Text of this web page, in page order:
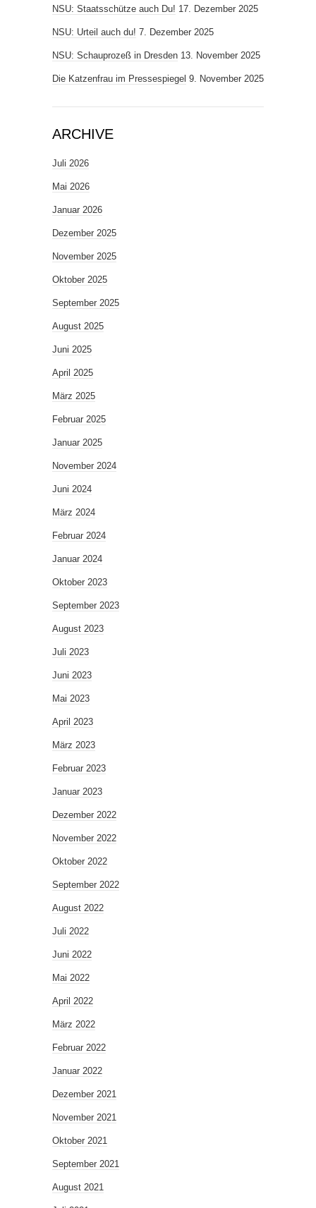
NSU: Staatsschütze auch Du! 17. Dezember 2025
NSU: Urteil auch du! 7. Dezember 2025
NSU: Schauprozeß in Dresden 13. November 2025
Die Katzenfrau im Pressespiegel 9. November 2025
ARCHIVE
Juli 2026
Mai 2026
Januar 2026
Dezember 2025
November 2025
Oktober 2025
September 2025
August 2025
Juni 2025
April 2025
März 2025
Februar 2025
Januar 2025
November 2024
Juni 2024
März 2024
Februar 2024
Januar 2024
Oktober 2023
September 2023
August 2023
Juli 2023
Juni 2023
Mai 2023
April 2023
März 2023
Februar 2023
Januar 2023
Dezember 2022
November 2022
Oktober 2022
September 2022
August 2022
Juli 2022
Juni 2022
Mai 2022
April 2022
März 2022
Februar 2022
Januar 2022
Dezember 2021
November 2021
Oktober 2021
September 2021
August 2021